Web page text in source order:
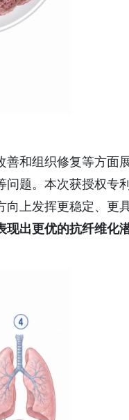
善和组织修复等方面
问题。本次获授权专
向上发挥更稳定、更
现出更优的抗纤维化